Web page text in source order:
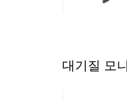
대기질 모